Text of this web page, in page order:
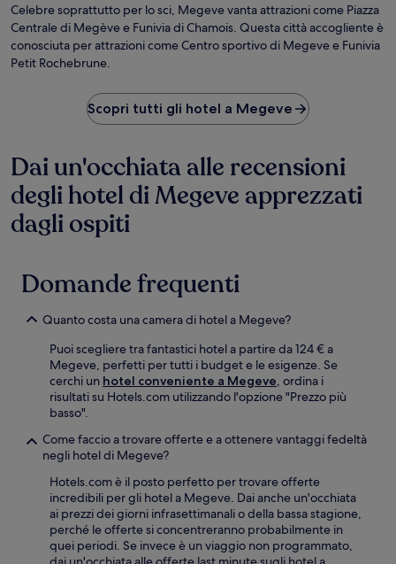
Celebre soprattutto per lo sci, Megeve vanta attrazioni come Piazza
Centrale di Megève e Funivia di Chamois. Questa città accogliente è
conosciuta per attrazioni come Centro sportivo di Megeve e Funivia
Petit Rochebrune.
Scopri tutti gli hotel a Megeve
©
Dai un'occhiata alle recensioni
degli hotel di Megeve apprezzati
dagli ospiti
Domande frequenti
Quanto costa una camera di hotel a Megeve?
Puoi scegliere tra fantastici hotel a partire da 124 € a
Megeve, perfetti per tutti i budget e le esigenze. Se
cerchi un hotel conveniente a Megeve, ordina i
risultati su Hotels.com utilizzando l'opzione "Prezzo più
basso".
Come faccio a trovare offerte e a ottenere vantaggi fedeltà
negli hotel di Megeve?
Hotels.com è il posto perfetto per trovare offerte
incredibili per gli hotel a Megeve. Dai anche un'occhiata
ai prezzi dei giorni infrasettimanali o della bassa stagione,
perché le offerte si concentreranno probabilmente in
quei periodi. Se invece è un viaggio non programmato,